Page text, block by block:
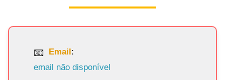
Email:
email não disponível